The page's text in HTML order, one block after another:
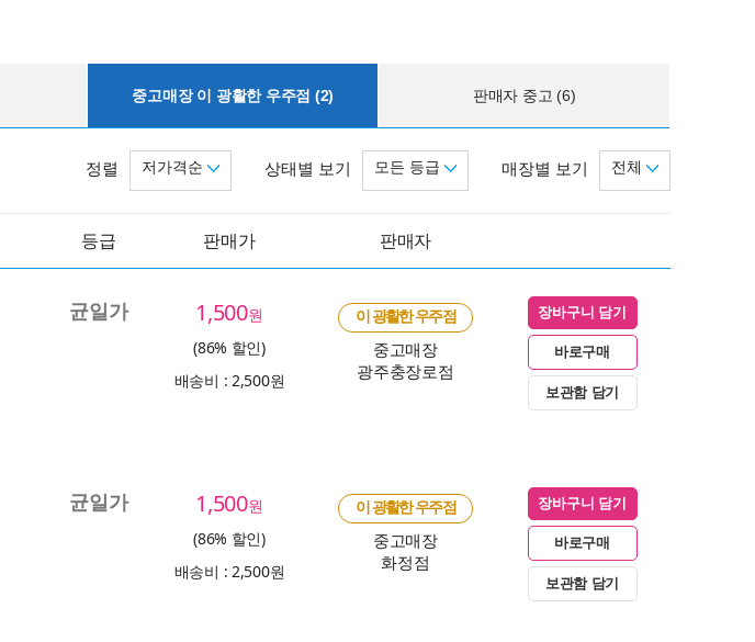
중고매장 이 광활한 우주점 (2) 판매자 중고 (6)
매장별 보기 전체
상태별 보기 모든 등급
정렬 저가격순
등급 판매가 판매자
균일가 1,500원
(86% 할인)
배송비 : 2,500원
이 광활한 우주점
중고매장
광주충장로점
장바구니 담기
바로구매
보관함 담기
균일가 1,500원
(86% 할인)
배송비 : 2,500원
이 광활한 우주점
중고매장
화정점
장바구니 담기
바로구매
보관함 담기